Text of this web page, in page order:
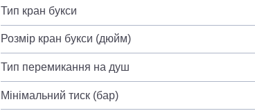
Тип кран букси
Розмір кран букси (дюйм)
Тип перемикання на душ
Мінімальний тиск (бар)